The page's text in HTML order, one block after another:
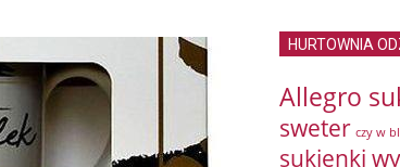
HURTOWNIA
Allegro
sweter czy w
sukienki